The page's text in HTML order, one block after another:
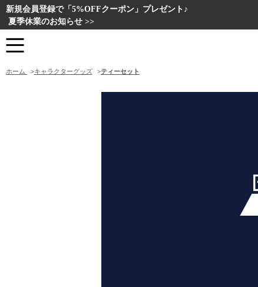
新規会員登録で「5%OFFクーポン」プレゼント♪
夏季休業のお知らせ >>
ホーム >キャラクターグッズ >ティーセット